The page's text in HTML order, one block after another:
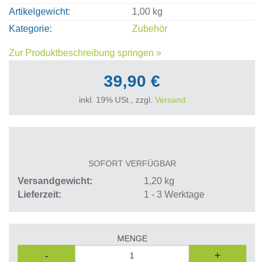
Artikelgewicht
1,00 kg
Kategorie
Zubehör
Zur Produktbeschreibung springen »
39,90 €
inkl. 19% USt., zzgl. Versand
SOFORT VERFÜGBAR
Versandgewicht 1,20 kg
Lieferzeit
1 - 3 Werktage
MENGE
- +